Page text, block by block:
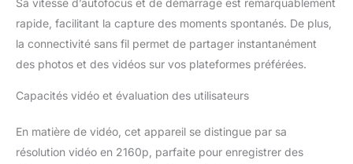
rapide, facilitant la capture des moments spontanés. De plus,
la connectivité sans fil permet de partager instantanément
des photos et des vidéos sur vos plateformes préférées.
Capacités vidéo et évaluation des utilisateurs
En matière de vidéo, cet appareil se distingue par sa
résolution vidéo en 2160p, parfaite pour enregistrer des